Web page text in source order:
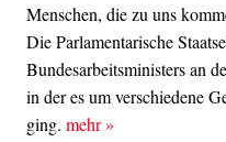
Menschen, die zu uns
Die Parlamentarische
Bundesarbeitsministers an
in der es um verschiedene
ging. mehr»